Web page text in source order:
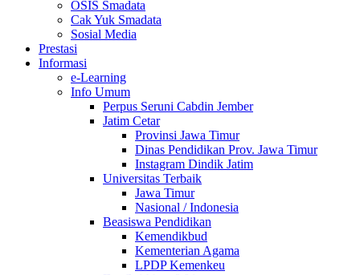
OSIS Smadata
Cak Yuk Smadata
Sosial Media
Prestasi
Informasi
e-Learning
Info Umum
Perpus Seruni Cabdin Jember
Jatim Cetar
Provinsi Jawa Timur
Dinas Pendidikan Prov. Jawa Timur
Instagram Dindik Jatim
Universitas Terbaik
Jawa Timur
Nasional / Indonesia
Beasiswa Pendidikan
Kemendikbud
Kementerian Agama
LPDP Kemenkeu